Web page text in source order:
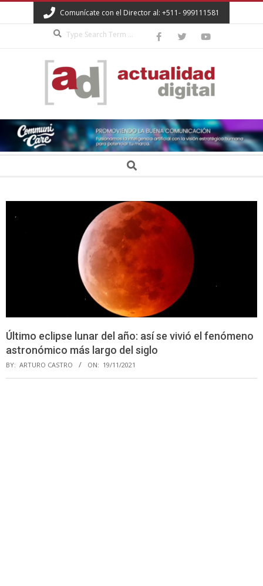
to
Comunícate con el Director al: +511- 999111581
ACTUALIDAD
DIGITAL Search
Último eclipse lunar del año: así se vivió el fenómeno
astronómico más largo del siglo
BY: ARTURO CASTRO ON: 19/11/2021